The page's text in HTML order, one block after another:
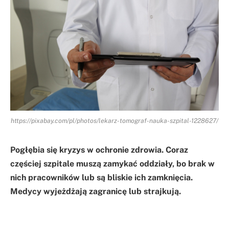
https://pixabay.com/pl/photos/lekarz-tomograf-nauka-szpital-1228627/
Pogłębia się kryzys w ochronie zdrowia. Coraz
częściej szpitale muszą zamykać oddziały, bo brak w
nich pracowników lub są bliskie ich zamknięcia.
Medycy wyjeżdżają zagranicę lub strajkują.